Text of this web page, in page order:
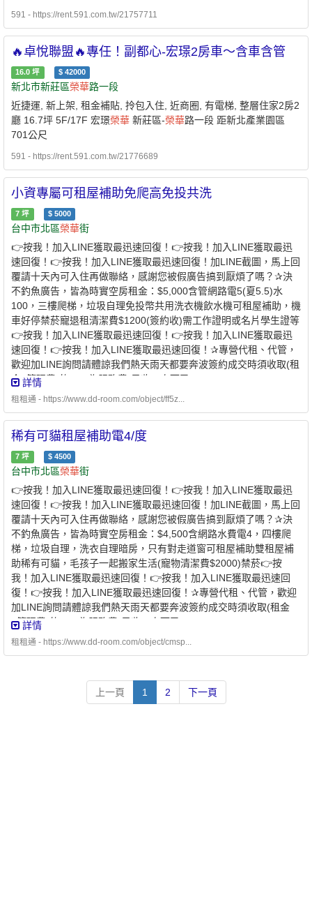
591 - https://rent.591.com.tw/21757711
🔥卓悅聯盟🔥專任！副都心-宏璟2房車～含車含管
16.0 坪 $ 42000
新北市新莊區榮華路一段
近捷運, 新上架, 租金補貼, 拎包入住, 近商圈, 有電梯, 整層住家2房2
廳 16.7坪 5F/17F 宏璟榮華 新莊區-榮華路一段 距新北產業園區
701公尺
591 - https://rent.591.com.tw/21776689
小資專屬可租屋補助免爬高免投共洗
7 坪 $ 5000
台中市北區榮華街
👉按我！加入LINE獲取最迅速回復！👉按我！加入LINE獲取最迅
速回復！👉按我！加入LINE獲取最迅速回復！加LINE截圖，馬上回
覆請十天內可入住再做聯絡，感謝您被假廣告搞到厭煩了嗎？✰決
不釣魚廣告，皆為時實空房租金：$5,000含管網路電5(夏5.5)水
100，三樓爬梯，垃圾自理免投幣共用洗衣機飲水機可租屋補助，機
車好停禁菸寵退租清潔費$1200(簽約收)需工作證明或名片學生證等
👉按我！加入LINE獲取最迅速回復！👉按我！加入LINE獲取最迅
速回復！👉按我！加入LINE獲取最迅速回復！✰專營代租、代管，
歡迎加LINE詢問請體諒我們熱天雨天都要奔波簽約成交時須收取(租
金+管理費)的50%為服務費(只收一次而已)
詳情
租租通 - https://www.dd-room.com/object/ff5z...
稀有可貓租屋補助電4/度
7 坪 $ 4500
台中市北區榮華街
👉按我！加入LINE獲取最迅速回復！👉按我！加入LINE獲取最迅
速回復！👉按我！加入LINE獲取最迅速回復！加LINE截圖，馬上回
覆請十天內可入住再做聯絡，感謝您被假廣告搞到厭煩了嗎？✰決
不釣魚廣告，皆為時實空房租金：$4,500含網路水費電4，四樓爬
梯，垃圾自理，洗衣自理暗房，只有對走道窗可租屋補助雙租屋補
助稀有可貓，毛孩子一起搬家生活(寵物清潔費$2000)禁菸👉按
我！加入LINE獲取最迅速回復！👉按我！加入LINE獲取最迅速回
復！👉按我！加入LINE獲取最迅速回復！✰專營代租、代管，歡迎
加LINE詢問請體諒我們熱天雨天都要奔波簽約成交時須收取(租金
+管理費)的50%為服務費(只收一次而已)
詳情
租租通 - https://www.dd-room.com/object/cmsp...
上一頁 1 2 下一頁